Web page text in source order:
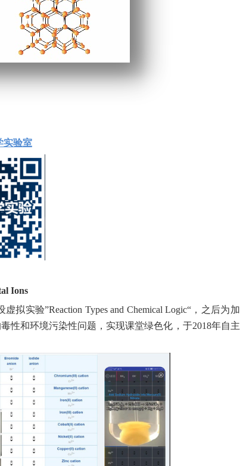
实验室
Ions
实验”Reaction Types and Chemical Logic“，之后为加
性和环境污染性问题，实现课堂绿色化，于2018年自主